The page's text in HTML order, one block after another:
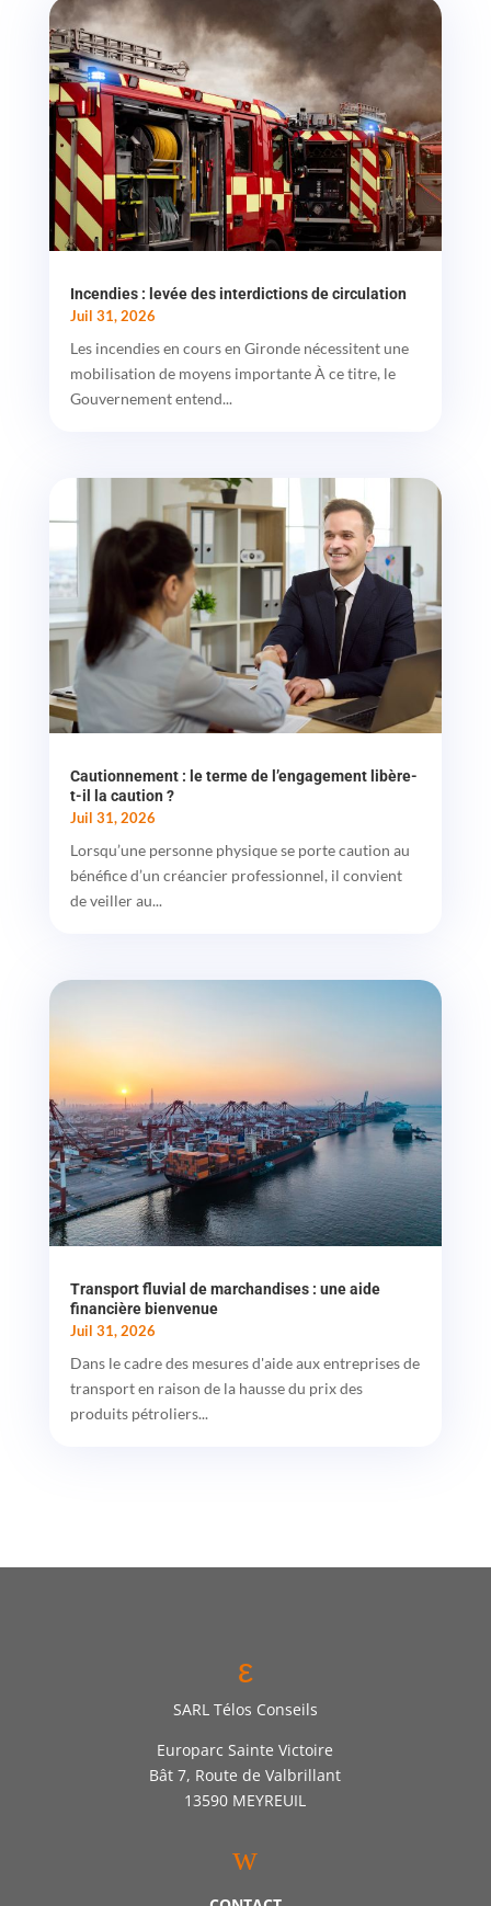
Incendies : levée des interdictions de circulation
Juil 31, 2026
Les incendies en cours en Gironde nécessitent une
mobilisation de moyens importante À ce titre, le
Gouvernement entend...
Cautionnement : le terme de l’engagement libère-
t-il la caution ?
Juil 31, 2026
Lorsqu’une personne physique se porte caution au
bénéfice d’un créancier professionnel, il convient
de veiller au...
Transport fluvial de marchandises : une aide
financière bienvenue
Juil 31, 2026
Dans le cadre des mesures d'aide aux entreprises de
transport en raison de la hausse du prix des
produits pétroliers...
ε
SARL Télos Conseils
Europarc Sainte Victoire
Bât 7, Route de Valbrillant
13590 MEYREUIL
w